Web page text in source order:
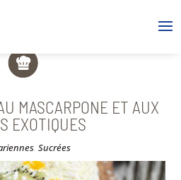
MASCARPONE ET AUX
EXOTIQUES
, Sucrées